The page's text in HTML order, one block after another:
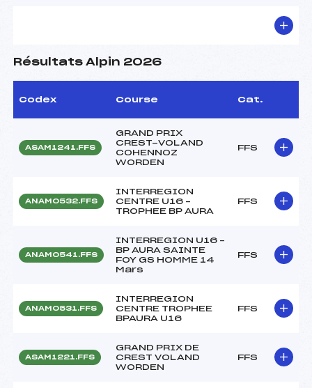
Résultats Alpin 2026
Codex Course Cat.
ASAM1241.FFS
GRAND PRIX
CREST-VOLAND
COHENNOZ
WORDEN
FFS
ANAM0532.FFS
INTERREGION
CENTRE U16 –
TROPHEE BP AURA
FFS
ANAM0541.FFS
INTERREGION U16 –
BP AURA SAINTE
FOY GS HOMME 14
Mars
FFS
ANAM0531.FFS
INTERREGION
CENTRE TROPHEE
BPAURA U16
FFS
ASAM1221.FFS
GRAND PRIX DE
CREST VOLAND
WORDEN
FFS